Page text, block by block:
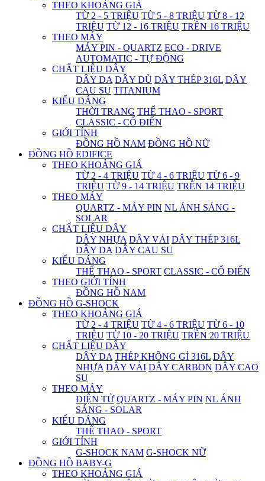
THEO KHOẢNG GIÁ
TỪ 2 - 5 TRIỆU TỪ 5 - 8 TRIỆU TỪ 8 - 12
TRIỆU TỪ 12 - 16 TRIỆU TRÊN 16 TRIỆU
THEO MÁY
MÁY PIN - QUARTZ ECO - DRIVE
AUTOMATIC - TỰ ĐỘNG
CHẤT LIỆU DÂY
DÂY DA DÂY DÙ DÂY THÉP 316L DÂY
CAU SU TITANIUM
KIỂU DÁNG
THỜI TRANG THỂ THAO - SPORT
CLASSIC - CỔ ĐIỂN
GIỚI TÍNH
ĐỒNG HỒ NAM ĐỒNG HỒ NỮ
ĐỒNG HỒ EDIFICE
THEO KHOẢNG GIÁ
TỪ 2 - 4 TRIỆU TỪ 4 - 6 TRIỆU TỪ 6 - 9
TRIỆU TỪ 9 - 14 TRIỆU TRÊN 14 TRIỆU
THEO MÁY
QUARTZ - MÁY PIN NL ÁNH SÁNG -
SOLAR
CHẤT LIỆU DÂY
DÂY NHỰA DÂY VẢI DÂY THÉP 316L
DÂY DA DÂY CAU SU
KIỂU DÁNG
THỂ THAO - SPORT CLASSIC - CỔ ĐIỂN
THEO GIỚI TÍNH
ĐỒNG HỒ NAM
ĐỒNG HỒ G-SHOCK
THEO KHOẢNG GIÁ
TỪ 2 - 4 TRIỆU TỪ 4 - 6 TRIỆU TỪ 6 - 10
TRIỆU TỪ 10 - 20 TRIỆU TRÊN 20 TRIỆU
CHẤT LIỆU DÂY
DÂY DA THÉP KHÔNG GỈ 316L DÂY
NHỰA DÂY VẢI DÂY CARBON DÂY CAO
SU
THEO MÁY
ĐIỆN TỬ QUARTZ - MÁY PIN NL ÁNH
SÁNG - SOLAR
KIỂU DÁNG
THỂ THAO - SPORT
GIỚI TÍNH
G-SHOCK NAM G-SHOCK NỮ
ĐỒNG HỒ BABY-G
THEO KHOẢNG GIÁ